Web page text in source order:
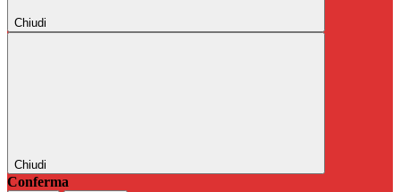
Chiudi
Chiudi
Conferma